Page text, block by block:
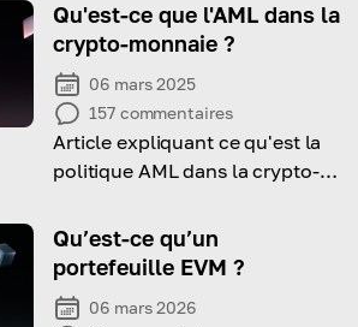
Qu'est-ce que l'AML dans la
crypto-monnaie ?
06 mars 2025
157 commentaires
Article expliquant ce qu'est la
politique AML dans la crypto-
extrêmement importante pour
l'ensemble de l'espace
économique.
Qu’est-ce qu’un
portefeuille EVM ?
06 mars 2026